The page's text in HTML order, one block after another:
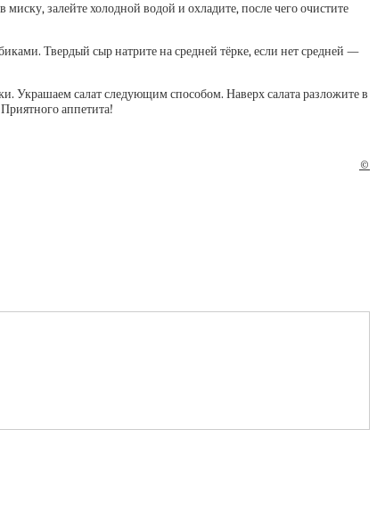
залейте холодной водой и охладите, после чего очистите
Твердый сыр натрите на средней тёрке, если нет средней —
Украшаем салат следующим способом. Наверх салата разложите в
аппетита!
©